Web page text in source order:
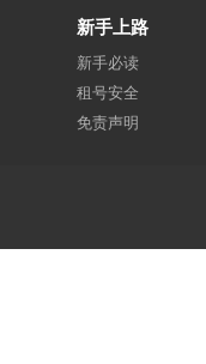
新手上路
新手必读
租号安全
免责声明